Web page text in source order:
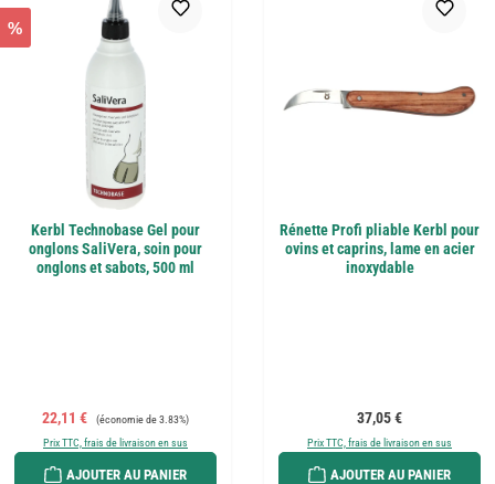
%
Kerbl Technobase Gel pour
onglons SaliVera, soin pour
onglons et sabots, 500 ml
Prix de vente :
22,11 € Prix régulier :
(économie de 3.83%)
Prix TTC, frais de livraison en sus
AJOUTER AU PANIER
Rénette Profi pliable Kerbl pour
ovins et caprins, lame en acier
inoxydable
Prix régulier :
37,05 €
Prix TTC, frais de livraison en sus
AJOUTER AU PANIER